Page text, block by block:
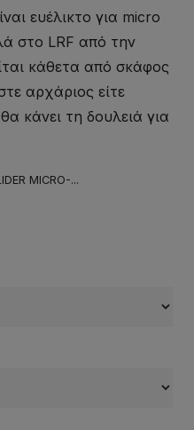
ευέλικτο για micro
στο LRF από την
κάθετα από σκάφος
αρχάριος είτε
κάνει τη δουλειά για
MICRO-...